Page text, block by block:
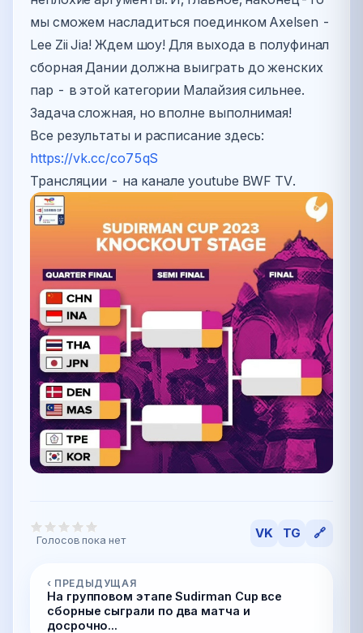
мы сможем насладиться поединком Axelsen -
Lee Zii Jia! Ждем шоу! Для выхода в полуфинал
сборная Дании должна выиграть до женских
пар - в этой категории Малайзия сильнее.
Задача сложная, но вполне выполнимая!
Все результаты и расписание здесь:
https://vk.cc/co75qS
Трансляции - на канале youtube BWF TV.
Голосов пока нет VK TG 🔗
‹ ПРЕДЫДУЩАЯ
На групповом этапе Sudirman Cup все
сборные сыграли по два матча и
досрочно...